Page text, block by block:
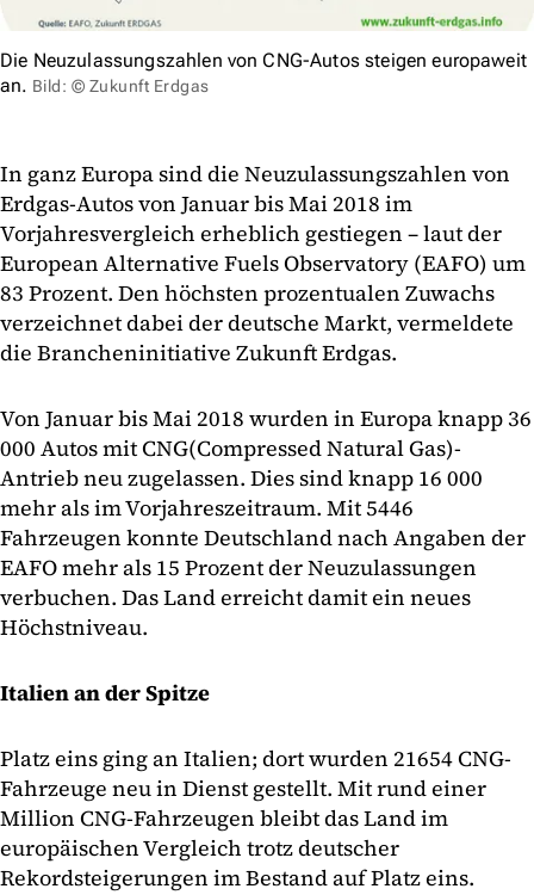
Die Neuzulassungszahlen von CNG-Autos steigen europaweit
an. Bild: © Zukunft Erdgas
In ganz Europa sind die Neuzulassungszahlen von
Erdgas-Autos von Januar bis Mai 2018 im
Vorjahresvergleich erheblich gestiegen – laut der
European Alternative Fuels Observatory (EAFO) um
83 Prozent. Den höchsten prozentualen Zuwachs
verzeichnet dabei der deutsche Markt, vermeldete
die Brancheninitiative Zukunft Erdgas.
Von Januar bis Mai 2018 wurden in Europa knapp 36
000 Autos mit CNG(Compressed Natural Gas)-
Antrieb neu zugelassen. Dies sind knapp 16 000
mehr als im Vorjahreszeitraum. Mit 5446
Fahrzeugen konnte Deutschland nach Angaben der
EAFO mehr als 15 Prozent der Neuzulassungen
verbuchen. Das Land erreicht damit ein neues
Höchstniveau.
Italien an der Spitze
Platz eins ging an Italien; dort wurden 21654 CNG-
Fahrzeuge neu in Dienst gestellt. Mit rund einer
Million CNG-Fahrzeugen bleibt das Land im
europäischen Vergleich trotz deutscher
Rekordsteigerungen im Bestand auf Platz eins.